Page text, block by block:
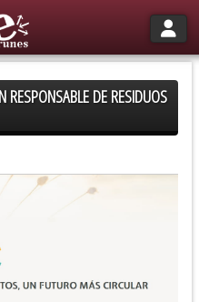
Toggle
DE RESIDUOS